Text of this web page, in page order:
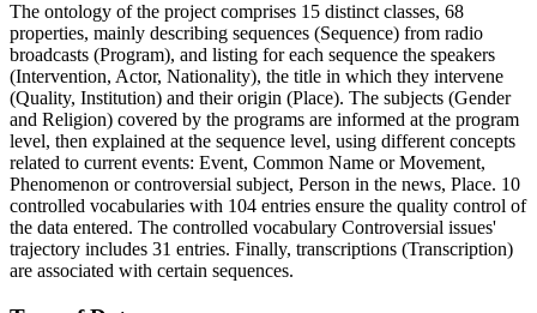
The ontology of the project comprises 15 distinct classes, 68
properties, mainly describing sequences (Sequence) from radio
broadcasts (Program), and listing for each sequence the speakers
(Intervention, Actor, Nationality), the title in which they intervene
(Quality, Institution) and their origin (Place). The subjects (Gender
and Religion) covered by the programs are informed at the program
level, then explained at the sequence level, using different concepts
related to current events: Event, Common Name or Movement,
Phenomenon or controversial subject, Person in the news, Place. 10
controlled vocabularies with 104 entries ensure the quality control of
the data entered. The controlled vocabulary Controversial issues'
trajectory includes 31 entries. Finally, transcriptions (Transcription)
are associated with certain sequences.